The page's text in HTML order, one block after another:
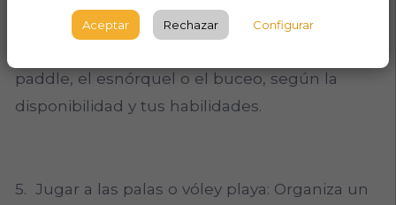
4. Practicar deportes acuáticos: Experimenta
paddle, el esnórquel o el buceo, según la
disponibilidad y tus habilidades.
5. Jugar a las palas o vóley playa: Organiza un
Aceptar Rechazar Configurar